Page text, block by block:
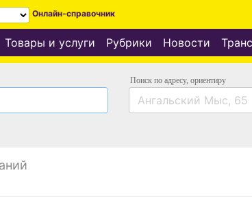
Онлайн-справочник
Товары и услуги Рубрики Новости
Поиск по адресу, ориентиру